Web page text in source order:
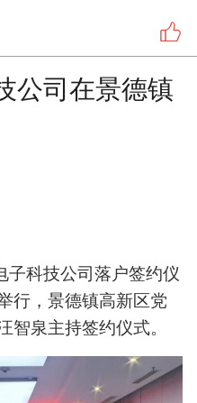
公司在景德镇
子科技公司落户签约仪
行，景德镇高新区党
智泉主持签约仪式。